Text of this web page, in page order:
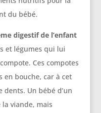
du bébé.
digestif de l’enfant
et légumes qui lui
Ces compotes
en bouche, car à cet
dents. Un bébé d’un
viande, mais